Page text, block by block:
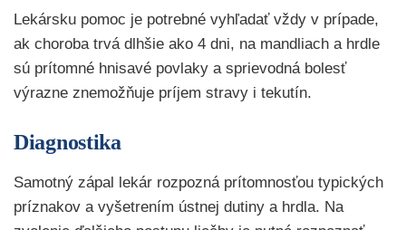
Lekársku pomoc je potrebné vyhľadať vždy v prípade,
ak choroba trvá dlhšie ako 4 dni, na mandliach a hrdle
sú prítomné hnisavé povlaky a sprievodná bolesť
výrazne znemožňuje príjem stravy i tekutín.
Diagnostika
Samotný zápal lekár rozpozná prítomnosťou typických
príznakov a vyšetrením ústnej dutiny a hrdla. Na